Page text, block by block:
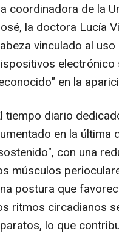
coordinadora de la
la doctora Lucía
vinculado al
electrónico
en la
tiempo diario
en la última
con una
músculos
postura que
ritmos circadianos
lo que